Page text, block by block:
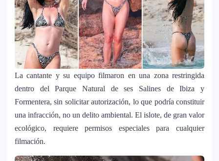
5
Lady Gaga sorprende con “Mayhem
Requiem”: una versión oscura y
revolucionaria que marca el cierre de su
era musical
6
J Balvin y Ryan Castro lanzan “Omerta”: el
álbum urbano más esperado con DJ
Snake y Eladio Carrión
¿Cristian Castro terminó con Victoria
amorosa y confiesa que “no le gusta
La cantante y su equipo filmaron en una zona restringida
dentro del Parque Natural de ses Salines de Ibiza y
Formentera, sin solicitar autorización, lo que podría constituir
una infracción, no un delito ambiental. El islote, de gran valor
ecológico, requiere permisos especiales para cualquier
filmación.